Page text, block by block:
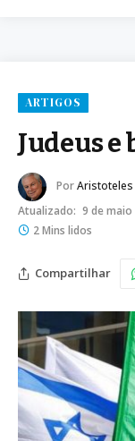
ARTIGOS
Judeus
Por
Atualizado: 9 de maio
2 Mins lidos
Compartilhar